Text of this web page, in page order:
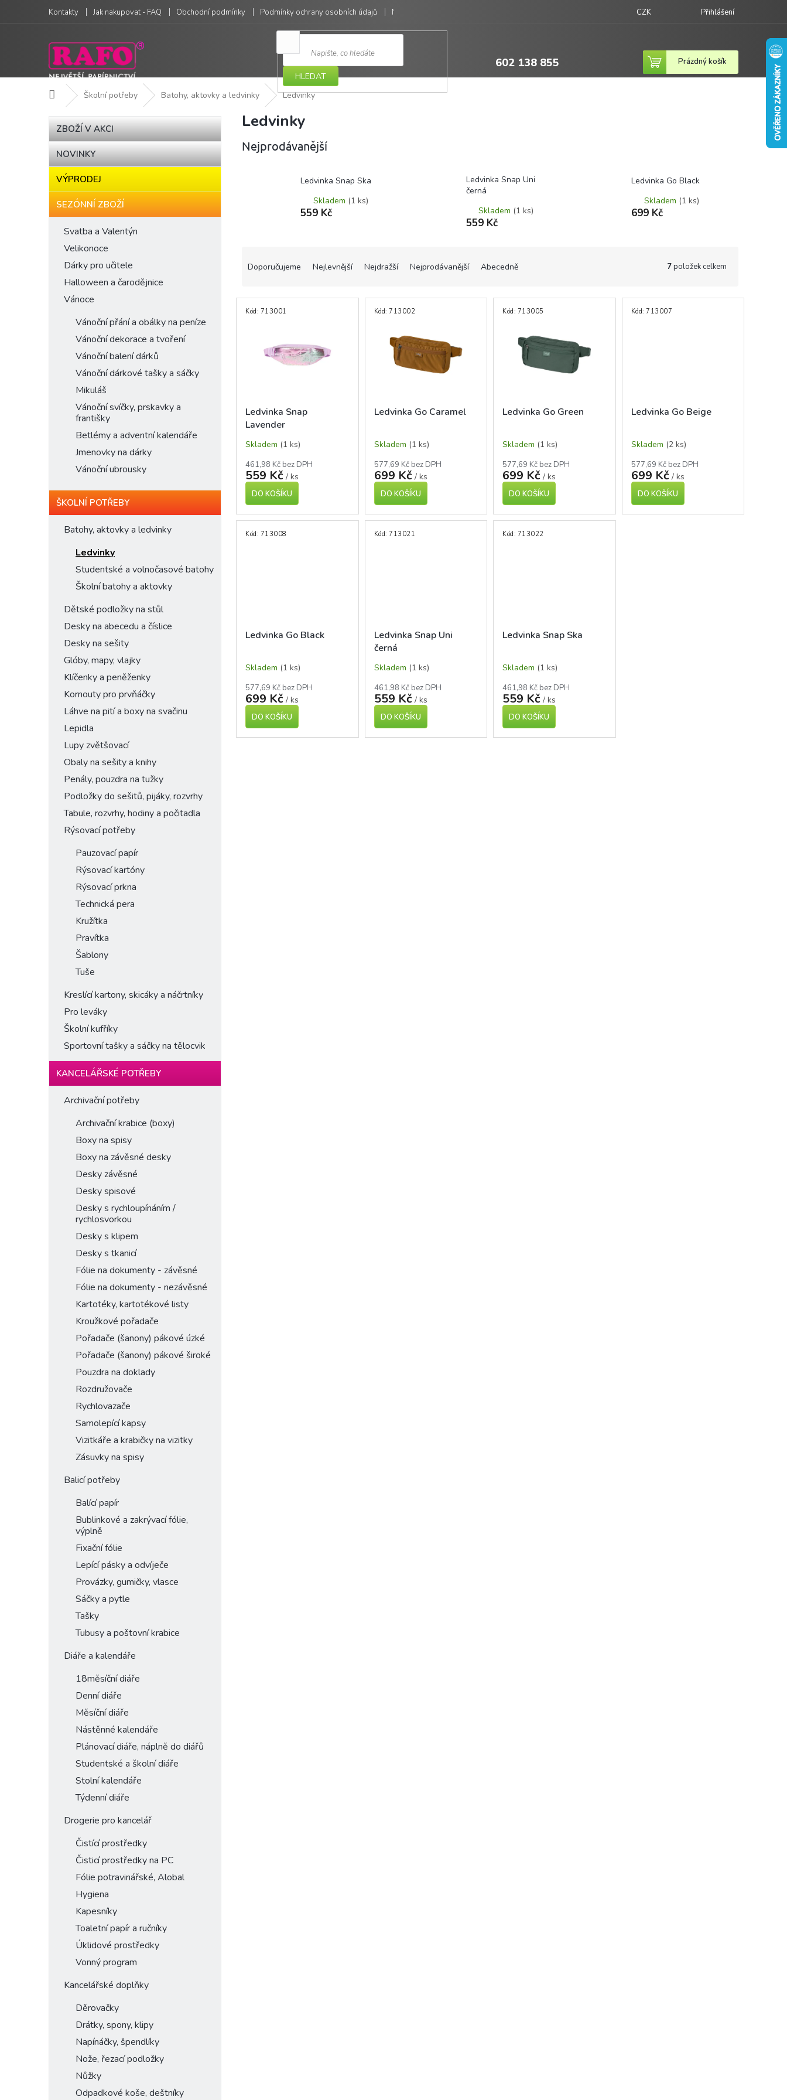
obsah
Kontakty Jak nakupovat - FAQ Obchodní podmínky Podmínky ochrany osobních údajů Moje objednávka CZK Přihlášení
HLEDAT
602 138 855
Nákupní
košík
Prázdný košík
Domů Školní potřeby Batohy, aktovky a ledvinky Ledvinky
P
o
s
t
Přeskočit
kategorie
ZBOŽÍ V AKCI
NOVINKY
VÝPRODEJ
SEZÓNNÍ ZBOŽÍ
Svatba a Valentýn
Velikonoce
Dárky pro učitele
Halloween a čarodějnice
Vánoce
Vánoční přání a obálky na peníze
Vánoční dekorace a tvoření
Vánoční balení dárků
Vánoční dárkové tašky a sáčky
Mikuláš
Vánoční svíčky, prskavky a
františky
Betlémy a adventní kalendáře
Jmenovky na dárky
Vánoční ubrousky
ŠKOLNÍ POTŘEBY
Batohy, aktovky a ledvinky
Ledvinky
Studentské a volnočasové batohy
Školní batohy a aktovky
Dětské podložky na stůl
Desky na abecedu a číslice
Desky na sešity
Glóby, mapy, vlajky
Klíčenky a peněženky
Kornouty pro prvňáčky
Láhve na pití a boxy na svačinu
Lepidla
Lupy zvětšovací
Obaly na sešity a knihy
Penály, pouzdra na tužky
Podložky do sešitů, pijáky, rozvrhy
Tabule, rozvrhy, hodiny a počitadla
Rýsovací potřeby
Pauzovací papír
Rýsovací kartóny
Rýsovací prkna
Technická pera
Kružítka
Pravítka
Šablony
Tuše
Kreslící kartony, skicáky a náčrtníky
Pro leváky
Školní kufříky
Sportovní tašky a sáčky na tělocvik
KANCELÁŘSKÉ POTŘEBY
Archivační potřeby
Archivační krabice (boxy)
Boxy na spisy
Boxy na závěsné desky
Desky závěsné
Desky spisové
Desky s rychloupínáním /
rychlosvorkou
Desky s klipem
Desky s tkanicí
Fólie na dokumenty - závěsné
Fólie na dokumenty - nezávěsné
Kartotéky, kartotékové listy
Kroužkové pořadače
Pořadače (šanony) pákové úzké
Pořadače (šanony) pákové široké
Pouzdra na doklady
Rozdružovače
Rychlovazače
Samolepící kapsy
Vizitkáře a krabičky na vizitky
Zásuvky na spisy
Balicí potřeby
Balící papír
Bublinkové a zakrývací fólie,
výplně
Fixační fólie
Lepící pásky a odvíječe
Provázky, gumičky, vlasce
Sáčky a pytle
Tašky
Tubusy a poštovní krabice
Diáře a kalendáře
18měsíční diáře
Denní diáře
Měsíční diáře
Nástěnné kalendáře
Plánovací diáře, náplně do diářů
Studentské a školní diáře
Stolní kalendáře
Týdenní diáře
Drogerie pro kancelář
Čistící prostředky
Čisticí prostředky na PC
Fólie potravinářské, Alobal
Hygiena
Kapesníky
Toaletní papír a ručníky
Úklidové prostředky
Vonný program
Kancelářské doplňky
Děrovačky
Drátky, spony, klipy
Napínáčky, špendlíky
Nože, řezací podložky
Nůžky
Odpadkové koše, deštníky
Ledvinky
Nejprodávanější
Ledvinka Snap Ska
Skladem (1 ks)
559 Kč
Ledvinka Snap Uni
černá
Skladem (1 ks)
559 Kč
Ledvinka Go Black
Skladem (1 ks)
699 Kč
ů
Doporučujeme Nejlevnější Nejdražší Nejprodávanější Abecedně 7položek celkem
V
ý
d
u
k
t
Ledvinka Snap
Lavender
Skladem (1 ks)
461,98 Kč bez DPH
559 Kč / ks
DO KOŠÍKU
Kód: 713001
Ledvinka Go Caramel
Skladem (1 ks)
577,69 Kč bez DPH
699 Kč / ks
DO KOŠÍKU
Kód: 713002
Ledvinka Go Green
Skladem (1 ks)
577,69 Kč bez DPH
699 Kč / ks
DO KOŠÍKU
Kód: 713005
Ledvinka Go Beige
Skladem (2 ks)
577,69 Kč bez DPH
699 Kč / ks
DO KOŠÍKU
Kód: 713007
Ledvinka Go Black
Skladem (1 ks)
577,69 Kč bez DPH
699 Kč / ks
DO KOŠÍKU
Kód: 713008
Ledvinka Snap Uni
černá
Skladem (1 ks)
461,98 Kč bez DPH
559 Kč / ks
DO KOŠÍKU
Kód: 713021
Ledvinka Snap Ska
Skladem (1 ks)
461,98 Kč bez DPH
559 Kč / ks
DO KOŠÍKU
Kód: 713022